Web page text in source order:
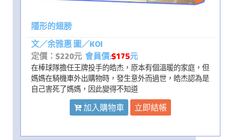
隱形的翅膀
文／余雅惠 圖／KOI
定價：$220元 會員價:$175元
在棒球隊擔任王牌投手的皓杰，原本有個溫暖的家庭，但
媽媽在騎機車外出購物時，發生意外而過世，皓杰認為是
自己害死了媽媽，因此變得不知道
加入購物車 立即結帳